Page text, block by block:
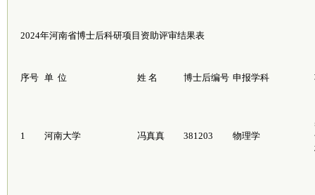
2024年河南省博士后科研项目资助评审结果表
序号 单 位 姓 名 博士后编号 申报学科
1 河南大学 冯真真 381203 物理学